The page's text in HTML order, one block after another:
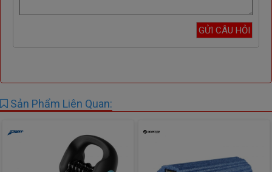
Sản Phẩm Liên Quan: